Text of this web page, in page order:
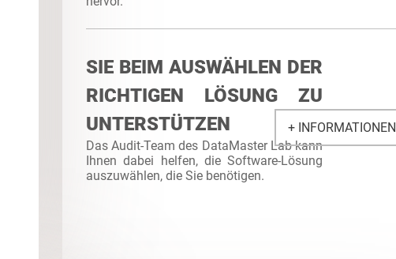
SIE BEIM AUSWÄHLEN DER
RICHTIGEN LÖSUNG ZU
UNTERSTÜTZEN
Das Audit-Team des DataMaster Lab kann
Ihnen dabei helfen, die Software-Lösung
auszuwählen, die Sie benötigen.
+ INFORMATIONEN